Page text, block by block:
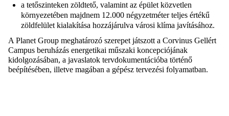
a tetőszinteken zöldtető, valamint az épület közvetlen
környezetében majdnem 12.000 négyzetméter teljes értékű
zöldfelület kialakítása hozzájárulva városi klíma javításához.
A Planet Group meghatározó szerepet játszott a Corvinus Gellért
Campus beruházás energetikai műszaki koncepciójának
kidolgozásában, a javaslatok tervdokumentációba történő
beépítésében, illetve magában a gépész tervezési folyamatban.